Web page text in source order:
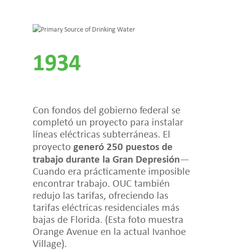
1934
Con fondos del gobierno federal se
completó un proyecto para instalar
líneas eléctricas subterráneas. El
proyecto generó 250 puestos de
trabajo durante la Gran Depresión—
Cuando era prácticamente imposible
encontrar trabajo. OUC también
redujo las tarifas, ofreciendo las
tarifas eléctricas residenciales más
bajas de Florida. (Esta foto muestra
Orange Avenue en la actual Ivanhoe
Village).